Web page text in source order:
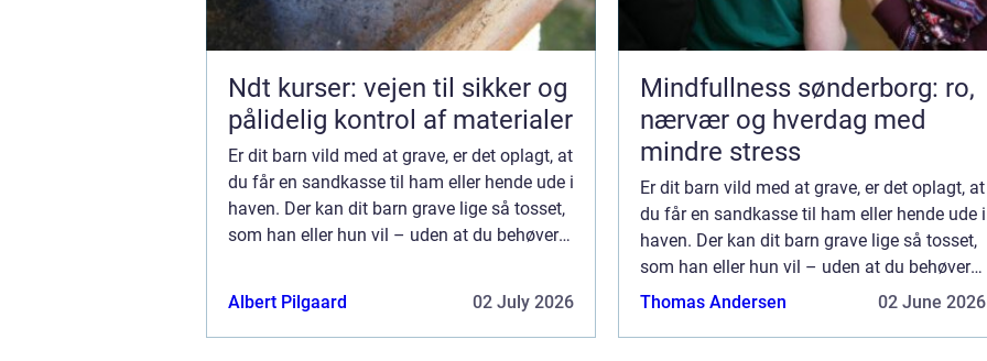
Ndt kurser: vejen til sikker og
pålidelig kontrol af materialer
Er dit barn vild med at grave, er det oplagt, at
du får en sandkasse til ham eller hende ude i
haven. Der kan dit barn grave lige så tosset,
som han eller hun vil – uden at du behøver
Albert Pilgaard 02 July 2026
Mindfullness sønderborg: ro,
nærvær og hverdag med
mindre stress
Er dit barn vild med at grave, er det oplagt, at
du får en sandkasse til ham eller hende ude i
haven. Der kan dit barn grave lige så tosset,
som han eller hun vil – uden at du behøver
at være bekymret for at planter og bede lider
Thomas Andersen 02 June 2026